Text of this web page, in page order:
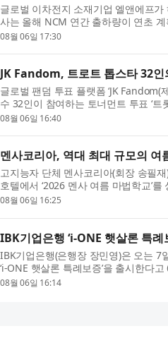
글로벌 이차전지 소재기업 엘앤에프
사는 올해 NCM 연간 출하량이 연초
도 시작하며 NCM과 LFP를...
08월 06일 17:30
JK Fandom, 트로트 톱스타 32인
글로벌 팬덤 투표 플랫폼 ‘JK
수 32인이 참여하는 토너먼트 투표 ‘트
번 캠페인에는 김용빈, 손...
08월 06일 16:40
멘사코리아, 역대 최대 규모의 여
고지능자 단체 멘사코리아(회장 송필
호텔에서 ‘2026 멘사 여름 마법학교’
참여해 여름 행사 기준...
08월 06일 16:25
IBK기업은행 ‘i-ONE 햇살론 특례
IBK기업은행(은행장 장민영)은 오는 7
‘i-ONE 햇살론 특례보증’을 출시한다
이은 비대면 전용 ...
08월 06일 16:14